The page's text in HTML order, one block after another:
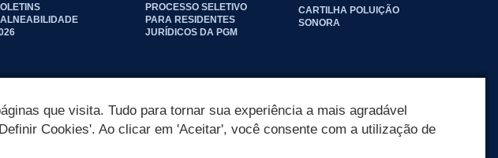
PROCESSO SELETIVO
PARA RESIDENTES
JURÍDICOS DA PGM
CARTILHA POLUIÇÃO
SONORA
que visita. Tudo para tornar sua experiência a mais agradável
Cookies'. Ao clicar em 'Aceitar', você consente com a utilização de